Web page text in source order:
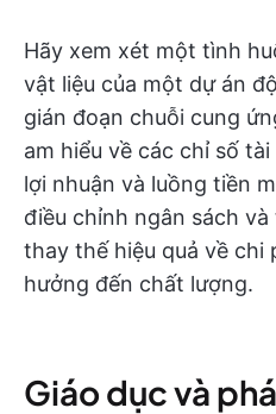
Hãy xem xét một tình
vật liệu của một dự án
gián đoạn chuỗi cung
am hiểu về các chỉ số
lợi nhuận và luồng tiền
điều chỉnh ngân sách
thay thế hiệu quả về chi
hưởng đến chất lượng.
Giáo dục và